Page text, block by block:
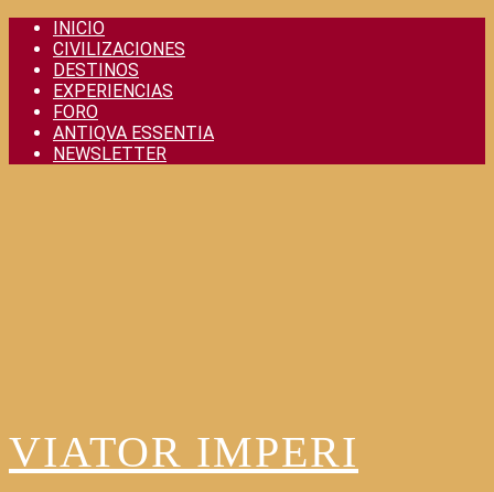
Skip
content
INICIO
CIVILIZACIONES
DESTINOS
EXPERIENCIAS
FORO
ANTIQVA ESSENTIA
NEWSLETTER
VIATOR IMPERI